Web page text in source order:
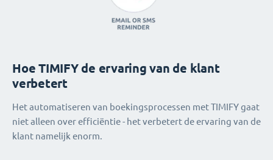
Hoe TIMIFY de ervaring van de klant
verbetert
Het automatiseren van boekingsprocessen met TIMIFY gaat
niet alleen over efficiëntie - het verbetert de ervaring van de
klant namelijk enorm.